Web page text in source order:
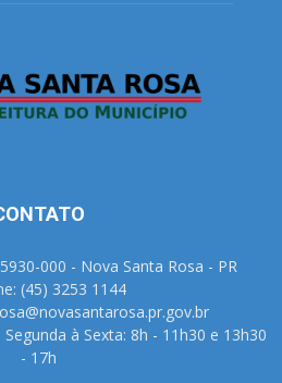
000 - Nova Santa Rosa - PR
(45) 3253 1144
à Sexta: 8h - 11h30 e 13h30
- 17h